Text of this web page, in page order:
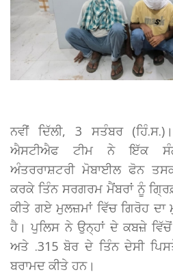
ਨਵੀਂ ਦਿੱਲੀ, 3 ਸਤੰਬਰ
ਐਸਟੀਐਫ ਟੀਮ ਨੇ ਇੱਕ
ਅੰਤਰਰਾਸ਼ਟਰੀ ਮੋਬਾਈਲ ਫੋਨ
ਕਰਕੇ ਤਿੰਨ ਸਰਗਰਮ ਮੈਂਬਰਾਂ ਨੂੰ
ਕੀਤੇ ਗਏ ਮੁਲਜ਼ਮਾਂ ਵਿੱਚ ਗਿਰੋਹ ਦਾ
ਹੈ। ਪੁਲਿਸ ਨੇ ਉਨ੍ਹਾਂ ਦੇ ਕਬਜ਼ੇ
ਅਤੇ .315 ਬੋਰ ਦੇ ਤਿੰਨ ਦੇਸੀ
ਬਰਾਮਦ ਕੀਤੇ ਹਨ।